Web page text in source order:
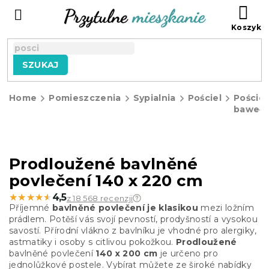
SZUKAJ
Home Pomieszczenia Sypialnia Pościel
Pościel
Prodloužené bavlněné
povlečení 140 x 220 cm
★★★★★
★★★★★ 4,5z 18 568 recenzji
Příjemné bavlněné povlečení je klasikou mezi ložním
prádlem. Potěší vás svojí pevností, prodyšností a vysokou
savostí. Přírodní vlákno z bavlníku je vhodné pro alergiky,
astmatiky i osoby s citlivou pokožkou. Prodloužené
bavlněné povlečení 140 x 200 cm je určeno pro
jednolůžkové postele. Vybírat můžete ze široké nabídky